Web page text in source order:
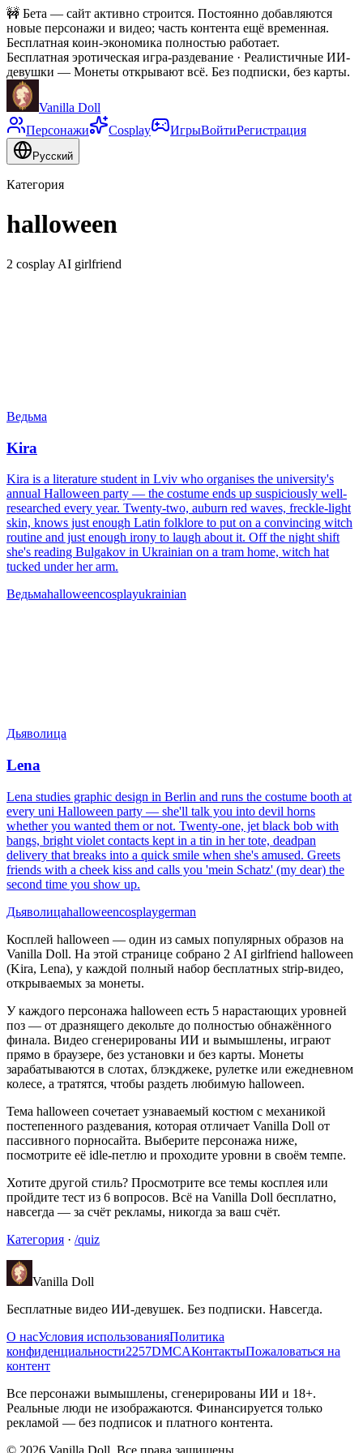
🚧 Бета — сайт активно строится. Постоянно добавляются
новые персонажи и видео; часть контента ещё временная.
Бесплатная коин-экономика полностью работает.
Бесплатная эротическая игра-раздевание · Реалистичные ИИ-
девушки — Монеты открывают всё. Без подписки, без карты.
Vanilla Doll
Персонажи
Cosplay ИгрыВойтиРегистрация
Русский
Категория
halloween
2 cosplay AI girlfriend
Ведьма
Kira
Kira is a literature student in Lviv who organises the university's
annual Halloween party — the costume ends up suspiciously well-
researched every year. Twenty-two, auburn red waves, freckle-light
skin, knows just enough Latin folklore to put on a convincing witch
routine and just enough irony to laugh about it. Off the night shift
she's reading Bulgakov in Ukrainian on a tram home, witch hat
tucked under her arm.
Ведьмаhalloweencosplayukrainian
Дьяволица
Lena
Lena studies graphic design in Berlin and runs the costume booth at
every uni Halloween party — she'll talk you into devil horns
whether you wanted them or not. Twenty-one, jet black bob with
bangs, bright violet contacts kept in a tin in her tote, deadpan
delivery that breaks into a quick smile when she's amused. Greets
friends with a cheek kiss and calls you 'mein Schatz' (my dear) the
second time you show up.
Дьяволицаhalloweencosplaygerman
Косплей halloween — один из самых популярных образов на
Vanilla Doll. На этой странице собрано 2 AI girlfriend halloween
(Kira, Lena), у каждой полный набор бесплатных strip-видео,
открываемых за монеты.
У каждого персонажа halloween есть 5 нарастающих уровней
поз — от дразнящего декольте до полностью обнажённого
финала. Видео сгенерированы ИИ и вымышлены, играют
прямо в браузере, без установки и без карты. Монеты
зарабатываются в слотах, блэкджеке, рулетке или ежедневном
колесе, а тратятся, чтобы раздеть любимую halloween.
Тема halloween сочетает узнаваемый костюм с механикой
постепенного раздевания, которая отличает Vanilla Doll от
пассивного порносайта. Выберите персонажа ниже,
посмотрите её idle-петлю и проходите уровни в своём темпе.
Хотите другой стиль? Просмотрите все темы косплея или
пройдите тест из 6 вопросов. Всё на Vanilla Doll бесплатно,
навсегда — за счёт рекламы, никогда за ваш счёт.
Категория · /quiz
Vanilla Doll
Бесплатные видео ИИ-девушек. Без подписки. Навсегда.
О насУсловия использованияПолитика
конфиденциальности2257DMCAКонтактыПожаловаться на
контент
Все персонажи вымышлены, сгенерированы ИИ и 18+.
Реальные люди не изображаются. Финансируется только
рекламой — без подписок и платного контента.
© 2026 Vanilla Doll. Все права защищены.